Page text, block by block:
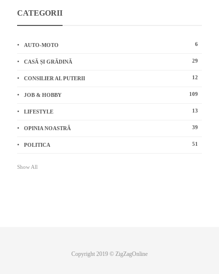
CATEGORII
AUTO-MOTO 6
CASĂ ȘI GRĂDINĂ 29
CONSILIER AL PUTERII 12
JOB & HOBBY 109
LIFESTYLE 13
OPINIA NOASTRĂ 39
POLITICA 51
Show All
Copyright 2019 © ZigZagOnline